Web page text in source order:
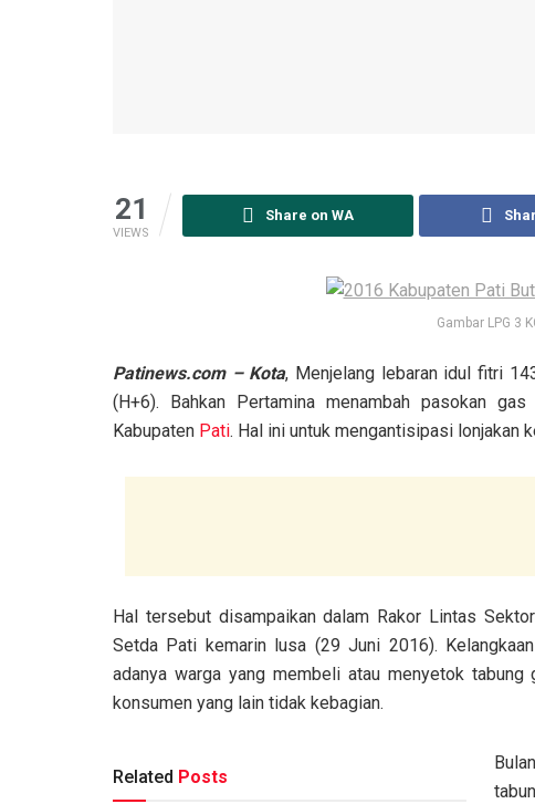
21
VIEWS
Share on WA
Gambar LPG 3
Patinews.com – Kota, Menjelang lebaran idul fitri
(H+6). Bahkan Pertamina menambah pasokan
Kabupaten Pati. Hal ini untuk mengantisipasi lonjakan
Hal tersebut disampaikan dalam Rakor Lintas
Setda Pati kemarin lusa (29 Juni 2016).
adanya warga yang membeli atau menyetok
konsumen yang lain tidak kebagian.
Related Posts